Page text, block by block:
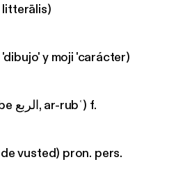
perspectiva social y
en este espacio
las palabras reflejan
Ideal para entusiastas del
del español de forma
litterālis)
'dibujo' y moji 'carácter)
Arroba. (Del árabe الربع, ar-rubʿ) f.
vusted) pron. pers.